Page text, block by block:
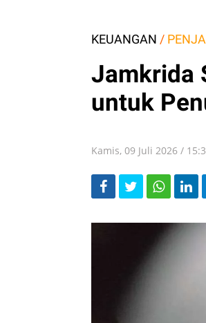
KEUANGAN /
Jamkrida
untuk
Kamis, 09 Juli 2026 /